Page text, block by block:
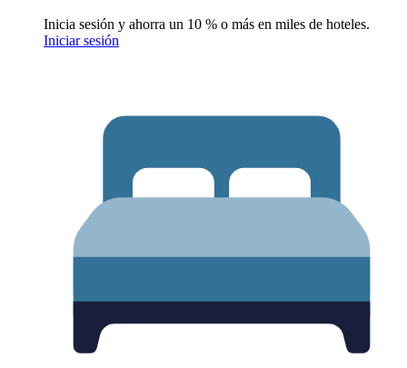
Inicia sesión y ahorra un 10 % o más en miles de hoteles.
Iniciar sesión